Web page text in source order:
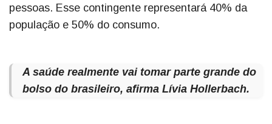
pessoas. Esse contingente representará 40% da
população e 50% do consumo.
A saúde realmente vai tomar parte grande do
bolso do brasileiro, afirma Lívia Hollerbach.